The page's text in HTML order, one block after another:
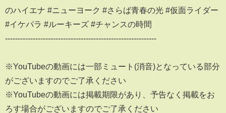
のハイエナ #ニューヨーク #さらば青春の光 #仮面ライダー
#イケパラ #ルーキーズ #チャンスの時間
------------------------------------------------------------
※YouTubeの動画には一部ミュート(消音)となっている部分
がございますのでご了承ください
※YouTubeの動画には掲載期限があり、予告なく掲載をお
ろす場合がございますのでご了承ください